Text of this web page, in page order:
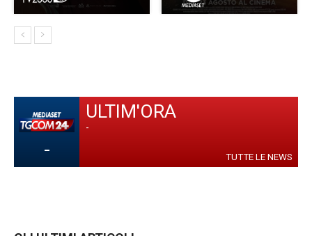
-
ULTIM'ORA
-
TUTTE LE NEWS